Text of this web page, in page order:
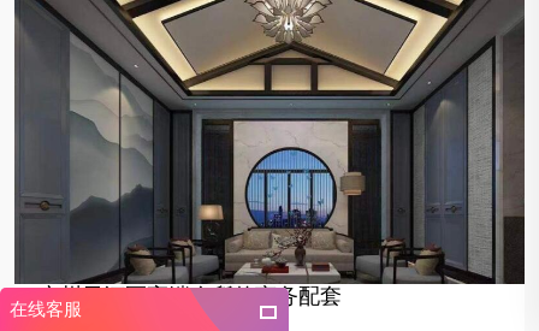
在线客服
广州天河区高端会所的商务配套